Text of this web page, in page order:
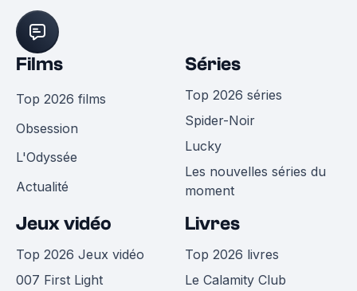
Films
Top 2026 films
Obsession
L'Odyssée
Actualité
Séries
Top 2026 séries
Spider-Noir
Lucky
Les nouvelles séries du
moment
Jeux vidéo
Top 2026 Jeux vidéo
007 First Light
Livres
Top 2026 livres
Le Calamity Club